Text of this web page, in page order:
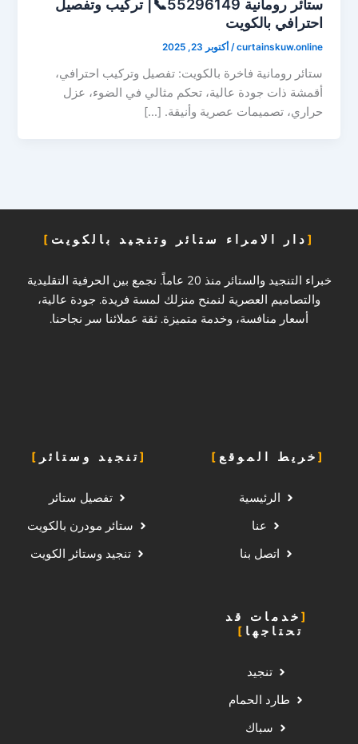
ستائر رومانية 55296149📞| تركيب وتفصيل
احترافي بالكويت
curtainskuw.online
/أكتوبر 23, 2025
ستائر رومانية فاخرة بالكويت: تفصيل وتركيب احترافي،
أقمشة ذات جودة عالية، تحكم مثالي في الضوء، عزل
حراري، تصميمات عصرية وأنيقة. […]
دار الامراء ستائر وتنجيد بالكويت
خبراء التنجيد والستائر منذ 20 عاماً. نجمع بين الحرفية التقليدية
والتصاميم العصرية لنمنح منزلك لمسة فريدة. جودة عالية،
أسعار منافسة، وخدمة متميزة. ثقة عملائنا سر نجاحنا.
خريط الموقع
الرئيسية
عنا
اتصل بنا
تنجيد وستائر
تفصيل ستائر
ستائر مودرن بالكويت
تنجيد وستائر الكويت
خدمات قد
تحتاجها
تنجيد
طارد الحمام
سباك